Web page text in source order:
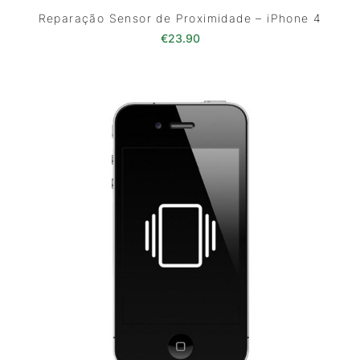
Reparação Sensor de Proximidade – iPhone 4
€23.90